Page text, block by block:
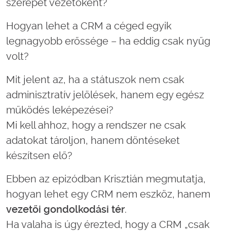
szerepét vezetőként?
Hogyan lehet a CRM a céged egyik
legnagyobb erőssége – ha eddig csak nyűg
volt?
Mit jelent az, ha a státuszok nem csak
adminisztratív jelölések, hanem egy egész
működés leképezései?
Mi kell ahhoz, hogy a rendszer ne csak
adatokat tároljon, hanem döntéseket
készítsen elő?
Ebben az epizódban Krisztián megmutatja,
hogyan lehet egy CRM nem eszköz, hanem
vezetői gondolkodási tér.
Ha valaha is úgy érezted, hogy a CRM „csak